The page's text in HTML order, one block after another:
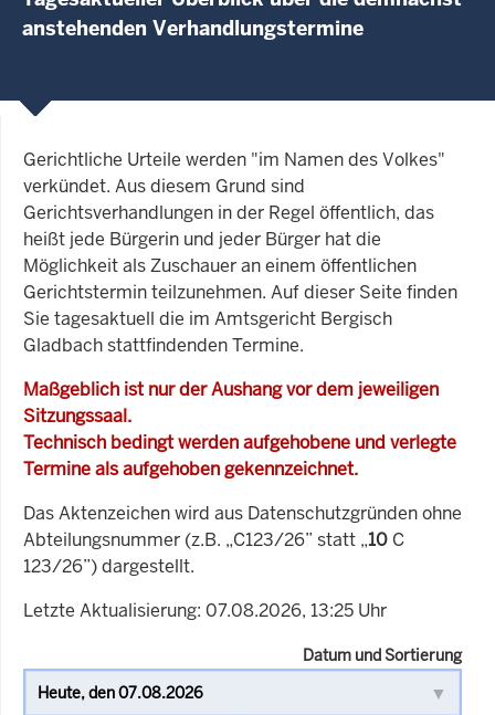
anstehenden Verhandlungstermine
Gerichtliche Urteile werden "im Namen des Volkes"
verkündet. Aus diesem Grund sind
Gerichtsverhandlungen in der Regel öffentlich, das
heißt jede Bürgerin und jeder Bürger hat die
Möglichkeit als Zuschauer an einem öffentlichen
Gerichtstermin teilzunehmen. Auf dieser Seite finden
Sie tagesaktuell die im Amtsgericht Bergisch
Gladbach stattfindenden Termine.
Maßgeblich ist nur der Aushang vor dem jeweiligen
Sitzungssaal.
Technisch bedingt werden aufgehobene und verlegte
Termine als aufgehoben gekennzeichnet.
Das Aktenzeichen wird aus Datenschutzgründen ohne
Abteilungsnummer (z.B. „C123/26” statt „10 C
123/26”) dargestellt.
Letzte Aktualisierung: 07.08.2026, 13:25 Uhr
Datum und Sortierung